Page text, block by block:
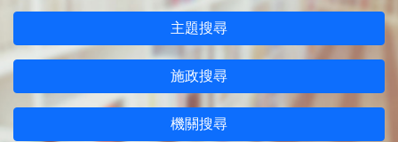
主題搜尋
施政搜尋
機關搜尋